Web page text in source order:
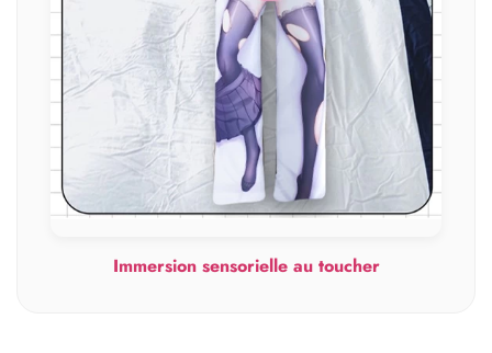
Immersion sensorielle au toucher